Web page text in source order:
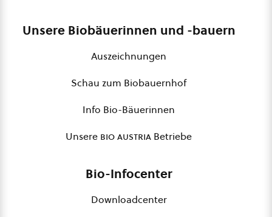
Unsere Biobäuerinnen und -bauern
Auszeichnungen
Schau zum Biobauernhof
Info Bio-Bäuerinnen
Unsere bio austria Betriebe
Bio-Infocenter
Downloadcenter